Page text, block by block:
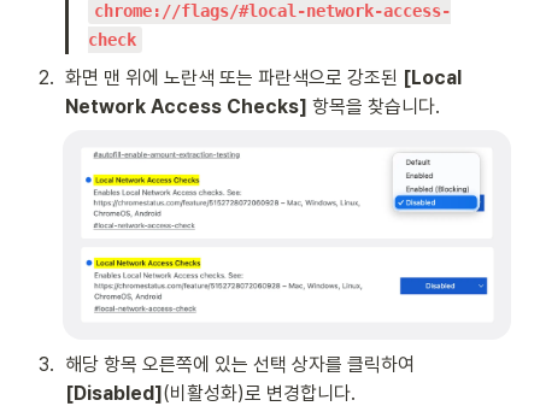
chrome://flags/#local-network-access-
check
2. 화면 맨 위에 노란색 또는 파란색으로 강조된 [Local
Network Access Checks] 항목을 찾습니다.
3.
[Disabled](비활성화)로 변경합니다.